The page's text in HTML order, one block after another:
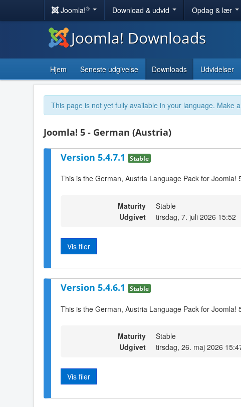
Joomla!® Download & udvid Opdag & lær
Joomla! Downloads
Hjem Seneste udgivelse Downloads Udvidelser
This page is not yet fully available in your language. Make
Joomla! 5 - German (Austria)
Version 5.4.7.1 Stable
This is the German, Austria Language Pack for Joomla!
Maturity
Stable
Udgivet
tirsdag, 7. juli 2026 15:52
Vis filer
Version 5.4.6.1 Stable
This is the German, Austria Language Pack for Joomla!
Maturity
Stable
Udgivet
tirsdag, 26. maj 2026
Vis filer